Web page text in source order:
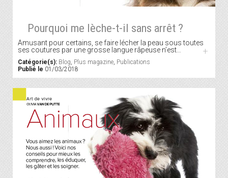
Pourquoi me lèche-t-il sans arrêt ?
Amusant pour certains, se faire lécher la peau sous toutes
ses coutures par une grosse langue râpeuse n’est…
+
Catégorie(s): Blog, Plus magazine, Publications
Publié le 01/03/2018